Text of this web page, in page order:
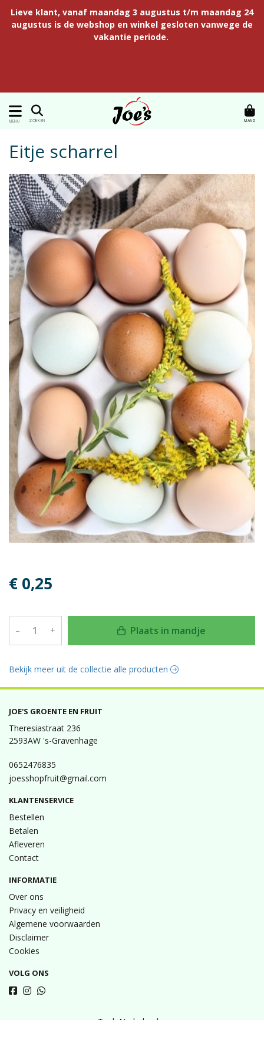
Lieve klant, vanaf maandag 3 augustus t/m maandag 24
augustus is de webshop en winkel gesloten vanwege de
vakantie periode.
MENU ZOEKEN MAND
Eitje scharrel
€ 0,25
– + Plaats in mandje
Bekijk meer uit de collectie alle producten
JOE'S GROENTE EN FRUIT
Theresiastraat 236
2593AW 's-Gravenhage
0652476835
joesshopfruit@gmail.com
KLANTENSERVICE
Bestellen
Betalen
Afleveren
Contact
INFORMATIE
Over ons
Privacy en veiligheid
Algemene voorwaarden
Disclaimer
Cookies
VOLG ONS
Taal